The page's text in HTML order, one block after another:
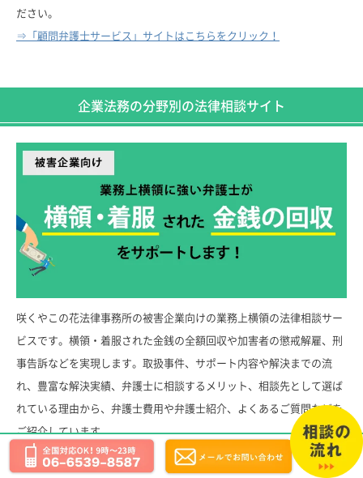
ださい。
⇒「顧問弁護士サービス」サイトはこちらをクリック！
企業法務の分野別の法律相談サイト
咲くやこの花法律事務所の被害企業向けの業務上横領の法律相談サー
ビスです。横領・着服された金銭の全額回収や加害者の懲戒解雇、刑
事告訴などを実現します。取扱事件、サポート内容や解決までの流
れ、豊富な解決実績、弁護士に相談するメリット、相談先として選ば
れている理由から、弁護士費用や弁護士紹介、よくあるご質問などを
ご紹介しています。
⇒「業務上横領の法律相談サービス」サイトはこちら